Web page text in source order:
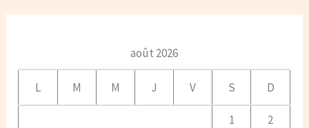
août 2026
L M M J V S D
1
2